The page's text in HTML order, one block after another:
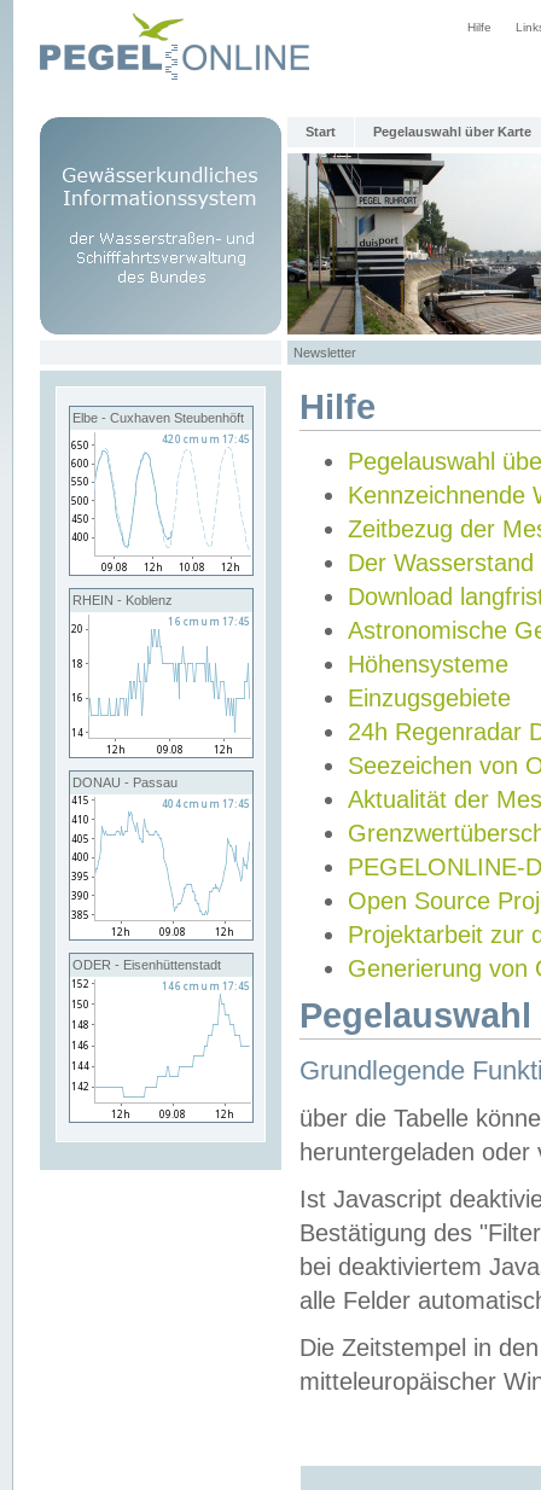
Hilfe
Start Pegelauswahl über Karte
Newsletter
Elbe - Cuxhaven Steubenhöft
RHEIN - Koblenz
DONAU - Passau
ODER - Eisenhüttenstadt
Hilfe
Pegelauswahl
Kennzeichnende
Zeitbezug der
Der Wasserstand
Download
Astronomische
Höhensysteme
Einzugsgebiete
24h Regenradar
Seezeichen von
Aktualität der
PEGELONLINE-
Open Source
Projektarbeit zur
Generierung von
Grundlegende
über die Tabelle
heruntergeladen oder
Ist Javascript
Bestätigung des
bei deaktiviertem
alle Felder
Die Zeitstempel in
mitteleuropäischer